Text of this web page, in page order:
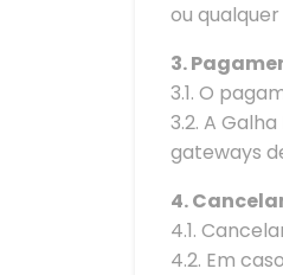
ou
3.
3.1. O
3.2. A
gateways
4.
4.1.
4.2. Em